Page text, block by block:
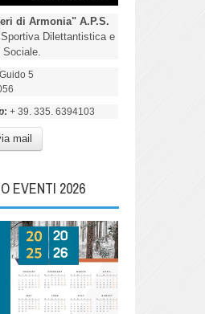
di Armonia" A.P.S.
Dilettantistica e
5
: + 39. 335. 6394103
mail
EVENTI 2026